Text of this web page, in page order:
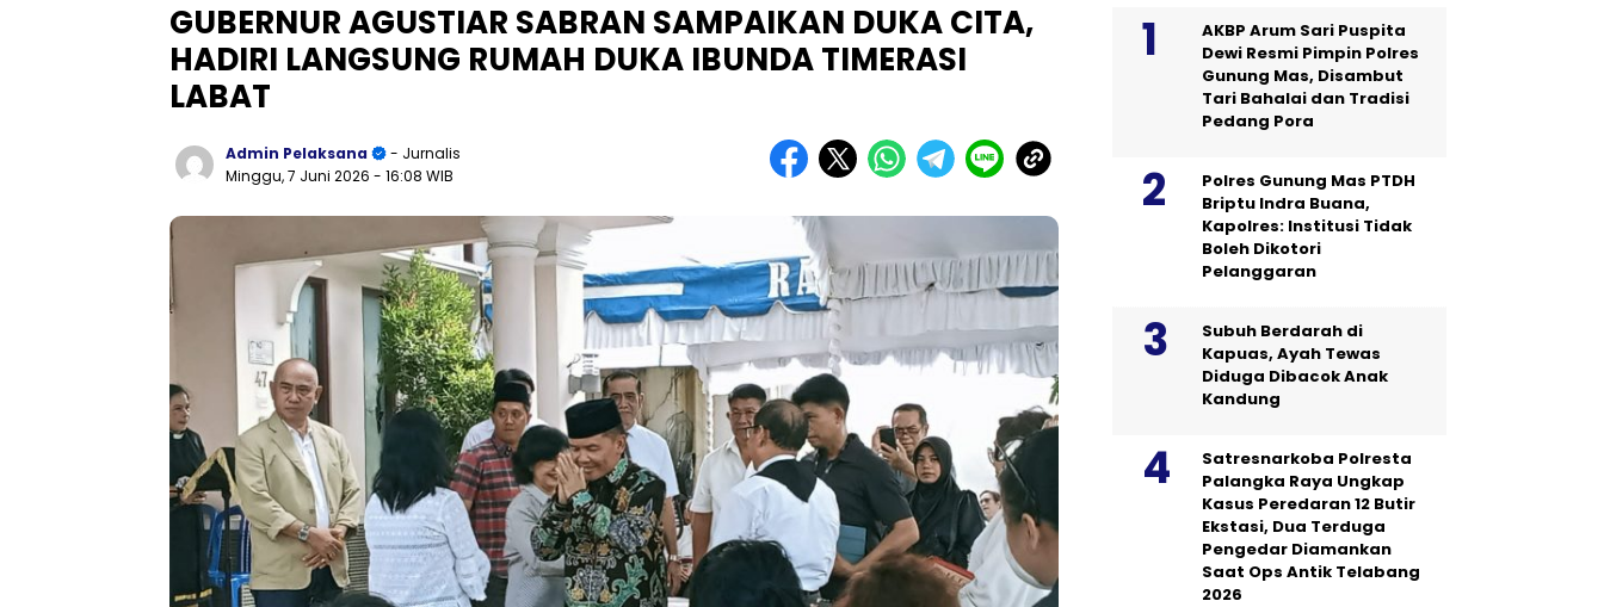
GUBERNUR AGUSTIAR SABRAN SAMPAIKAN DUKA CITA,
HADIRI LANGSUNG RUMAH DUKA IBUNDA TIMERASI
LABAT
Admin Pelaksana
- Jurnalis
Minggu, 7 Juni 2026 - 16:08 WIB
AKBP Arum Sari Puspita
Dewi Resmi Pimpin Polres
Gunung Mas, Disambut
Tari Bahalai dan Tradisi
Pedang Pora
Polres Gunung Mas PTDH
Briptu Indra Buana,
Kapolres: Institusi Tidak
Boleh Dikotori
Pelanggaran
Subuh Berdarah di
Kapuas, Ayah Tewas
Diduga Dibacok Anak
Kandung
Satresnarkoba Polresta
Palangka Raya Ungkap
Kasus Peredaran 12 Butir
Ekstasi, Dua Terduga
Pengedar Diamankan
Saat Ops Antik Telabang
2026